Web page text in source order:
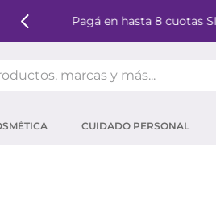
Pagá en hasta 8 cuotas
CUIDADO PERSONAL